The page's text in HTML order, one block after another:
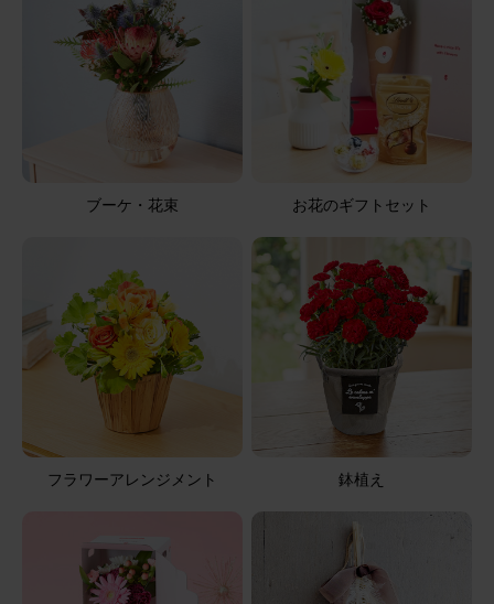
2025/08/12
ブルーミーユーザーさん
母の日に送った 大変、喜んでもらった
2026/08/05
ブルーミーユーザーさん 60代
用途：
自宅用
届いてから2日目で白いガーベラとカーネーションが萎
れた
箱を開けた時に花がペタンとしていて、写真とちがってい
たのでちょっとがっかりしました。特にガーベラがしなっ
となっていた。2日目でガーベラと白いカーネーションが
萎れた。お盆が来るのでお仏壇にお供えしたかったのです
が、残念です。宅配での購入に無理があるのかな？もう、
購入しません。
ブーケ・花束 お花のギフトセット
フラワーアレンジメント 鉢植え